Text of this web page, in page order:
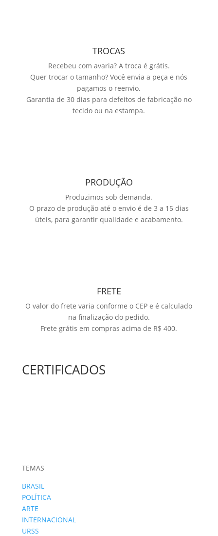
TROCAS
Recebeu com avaria? A troca é grátis.
Quer trocar o tamanho? Você envia a peça e nós
pagamos o reenvio.
Garantia de 30 dias para defeitos de fabricação no
tecido ou na estampa.
PRODUÇÃO
Produzimos sob demanda.
O prazo de produção até o envio é de 3 a 15 dias
úteis, para garantir qualidade e acabamento.
FRETE
O valor do frete varia conforme o CEP e é calculado
na finalização do pedido.
Frete grátis em compras acima de R$ 400.
CERTIFICADOS
TEMAS
BRASIL
POLÍTICA
ARTE
INTERNACIONAL
URSS